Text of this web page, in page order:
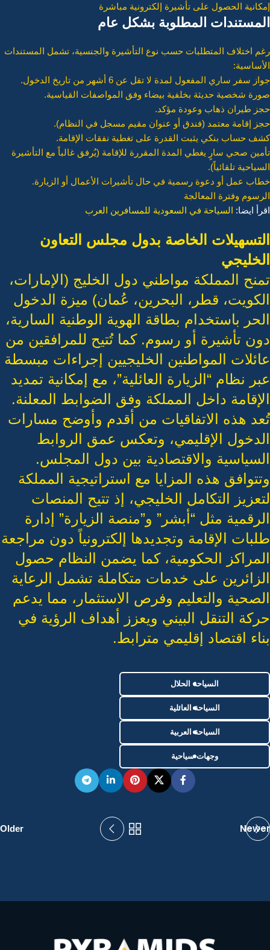
إمكانية الحصول على تأشيرة إلكترونية مباشرة
المستندات المطلوبة بشكل عام
رغم اختلاف المتطلبات حسب نوع التأشيرة والجنسية، تشمل المستندات
الأساسية:
جواز سفر ساري المفعول لمدة لا تقل عن 6 أشهر من تاريخ الدخول.
صورة شخصية حديثة بخلفية بيضاء وفق المواصفات القياسية.
حجز طيران ذهاب وعودة مؤكد.
حجز إقامة معتمد (فندق أو عنوان مقيم مسجل في النظام).
كشف حساب بنكي يثبت القدرة على تغطية نفقات الإقامة.
تأمين صحي سارٍ يغطي المدة المقررة للإقامة (يُرفق غالباً مع التأشيرة
السياحية تلقائياً).
خطاب عمل أو دعوة رسمية في حال تأشيرات الأعمال أو الزيارة.
الرسوم وفترة المعالجة
اقرأ ايضا: السياحة في السعودية للمسافرين العرب
التسهيلات الخاصة بدول مجلس التعاون
الخليجي
تمنح المملكة مواطني دول الخليج (الإمارات،
الكويت، قطر، البحرين، عُمان) ميزة الدخول
الحر باستخدام بطاقة الهوية الوطنية السارية،
دون تأشيرة أو رسوم. كما تُتيح للمرافقين من
عائلات المواطنين الخليجيين إجراءات مبسطة
عبر نظام “الزيارة العائلية”، مع إمكانية تمديد
الإقامة داخل المملكة وفق الضوابط المعلنة.
تُعد هذه الاتفاقيات من أقدم وأوضح مسارات
الدخول الإقليمي، وتعكس عمق الروابط
السياسية والاقتصادية بين دول المجلس.
وتتوافق هذه المزايا مع استراتيجية المملكة
لتعزيز التكامل الخليجي، إذ تتيح المنصات
الرقمية مثل “أبشر” و”منصة الزيارة” إدارة
طلبات الإقامة وتجديدها إلكترونياً دون مراجعة
المراكز الحكومية، كما يضمن النظام حصول
الزائرين على خدمات متكاملة تشمل الرعاية
الصحية والتعليم وفرص الاستثمار، مما يدعم
حركة التنقل البيني ويعزز أهداف الرؤية في
بناء اقتصاد إقليمي مترابط.
السياحة الحلال
السياحة العائلية
السياحة العربية
وجهات سياحية
Newer
Older